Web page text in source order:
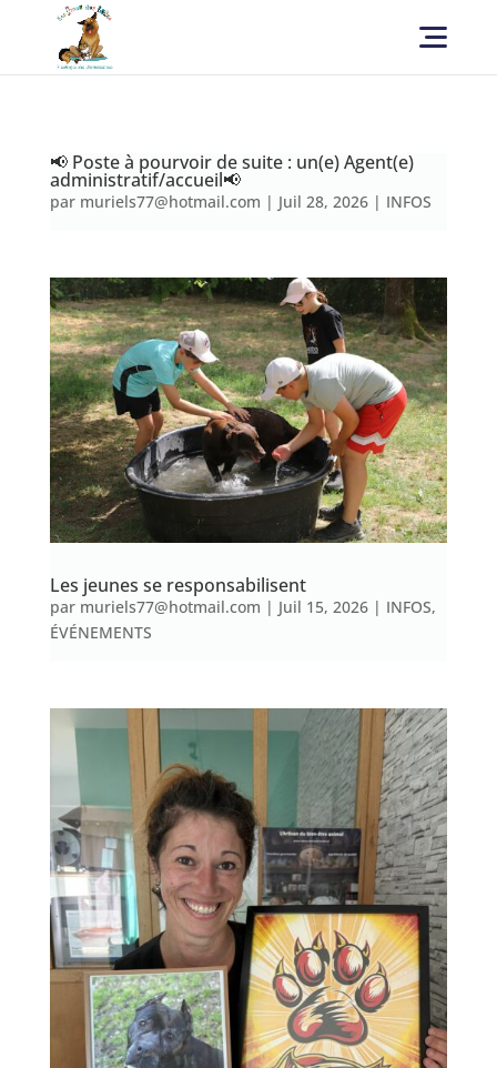
📢 Poste à pourvoir de suite : un(e) Agent(e)
administratif/accueil📢
par muriels77@hotmail.com | Juil 28, 2026| INFOS
Les jeunes se responsabilisent
par muriels77@hotmail.com | Juil 15, 2026| INFOS,
ÉVÉNEMENTS